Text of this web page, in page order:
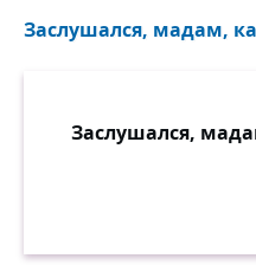
Заслушался, мадам,
Заслушался,